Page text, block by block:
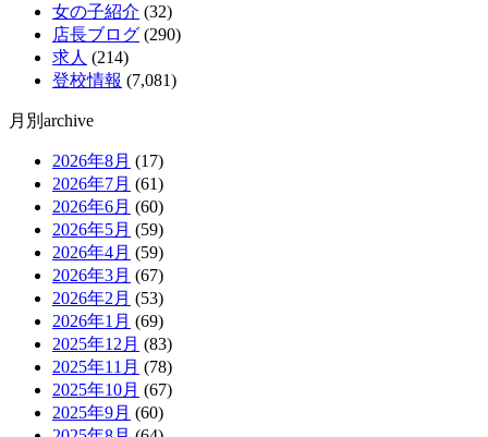
女の子紹介 (32)
店長ブログ (290)
求人 (214)
登校情報 (7,081)
月別archive
2026年8月 (17)
2026年7月 (61)
2026年6月 (60)
2026年5月 (59)
2026年4月 (59)
2026年3月 (67)
2026年2月 (53)
2026年1月 (69)
2025年12月 (83)
2025年11月 (78)
2025年10月 (67)
2025年9月 (60)